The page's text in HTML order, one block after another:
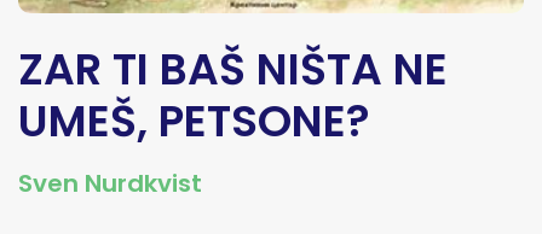
ZAR TI BAŠ NIŠTA NE
UMEŠ, PETSONE?
Sven Nurdkvist